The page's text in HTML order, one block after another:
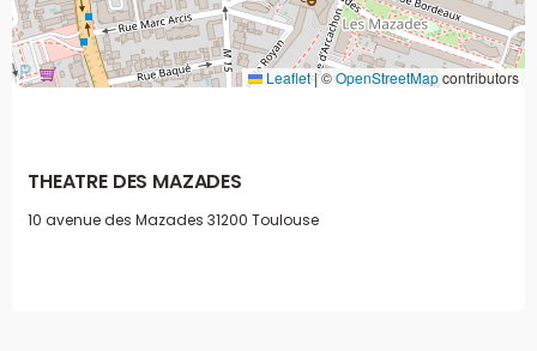
Leaflet|©OpenStreetMapcontributors
THEATRE DES MAZADES
10 avenue des Mazades 31200 Toulouse